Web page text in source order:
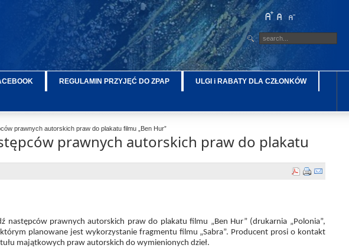
REGULAMIN PRZYJĘĆ DO ZPAP ULGI i RABATY DLA CZŁONKÓW
prawnych autorskich praw do plakatu filmu „Ben Hur”
prawnych autorskich praw do plakatu
następców prawnych autorskich praw do plakatu filmu „Ben Hur” (drukarnia „Polonia”,
planowane jest wykorzystanie fragmentu filmu „Sabra”. Producent prosi o kontakt
majątkowych praw autorskich do wymienionych dzieł.